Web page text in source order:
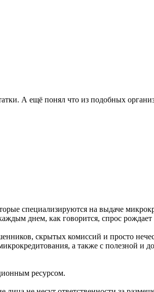
А ещё понял что из подобных
специализируются на выдаче
днем, как говорится, спрос
скрытых комиссий и просто
а также с полезной и
ресурсом.